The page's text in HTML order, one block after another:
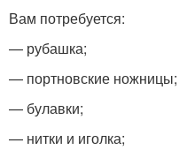
Вам потребуется:
— рубашка;
— портновские ножницы;
— булавки;
— нитки и иголка;